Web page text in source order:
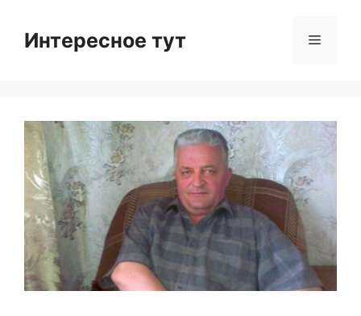
contentИнтересное тут Menu